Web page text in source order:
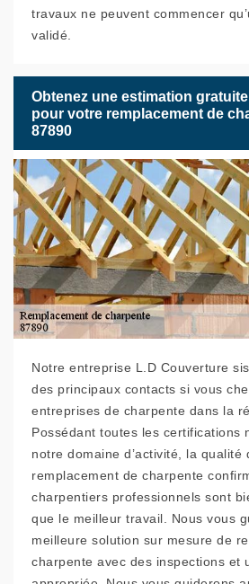
travaux ne peuvent commencer
validé.
Obtenez une estimation
pour votre remplacement de
87890
Notre entreprise L.D Couverture
des principaux contacts si vous
entreprises de charpente dans la
Possédant toutes les certifications
notre domaine d’activité, la qualité
remplacement de charpente
charpentiers professionnels sont
que le meilleur travail. Nous vous
meilleure solution sur mesure de
charpente avec des inspections et